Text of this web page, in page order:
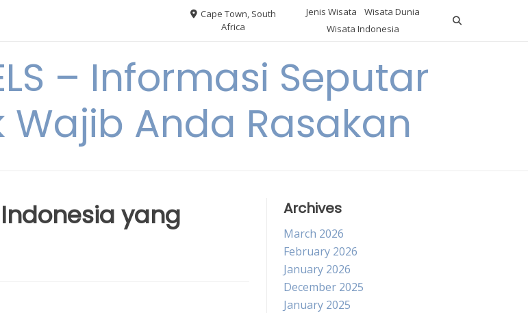
Cape Town, South
Africa
Jenis Wisata
Wisata Dunia
Wisata Indonesia
– Informasi Seputar
Anda Rasakan
yang
Archives
March 2026
February 2026
January 2026
December 2025
January 2025